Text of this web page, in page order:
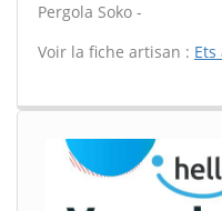
Pergola Soko -
Voir la fiche artisan :